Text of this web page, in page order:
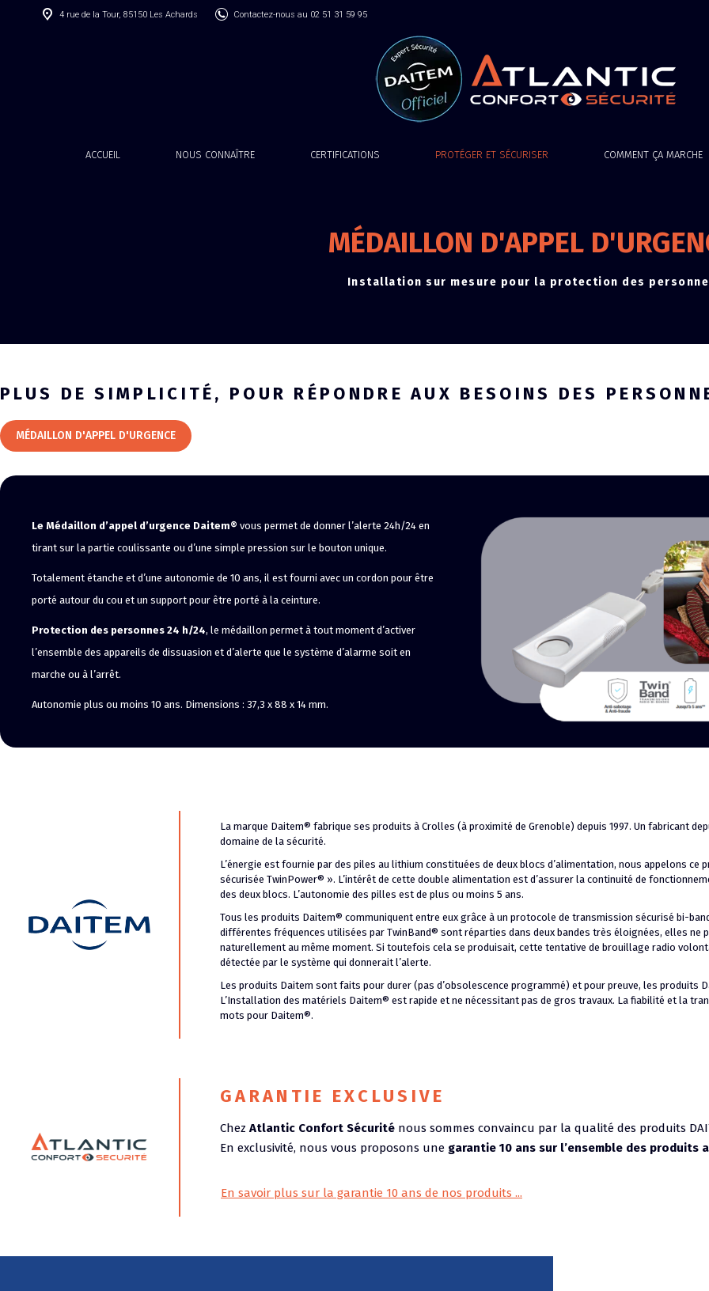
4 rue de la Tour, 85150 Les Achards Contactez-nous au 02 51 31 59 95
ACCUEIL NOUS CONNAÎTRE CERTIFICATIONS PROTÉGER ET SÉCURISER COMMENT ÇA MARCHE
MÉDAILLON D'APPEL
Installation sur mesure pour la protection des
PLUS DE SIMPLICITÉ, POUR RÉPONDRE AUX BESOINS DES
MÉDAILLON D'APPEL D'URGENCE
Le Médaillon d’appel d’urgence Daitem® vous permet de donner l’alerte 24h/24 en
tirant sur la partie coulissante ou d’une simple pression sur le bouton unique.
Totalement étanche et d’une autonomie de 10 ans, il est fourni avec un cordon pour être
porté autour du cou et un support pour être porté à la ceinture.
Protection des personnes 24 h/24, le médaillon permet à tout moment d’activer
l’ensemble des appareils de dissuasion et d’alerte que le système d’alarme soit en
marche ou à l’arrêt.
Autonomie plus ou moins 10 ans. Dimensions : 37,3 x 88 x 14 mm.
La marque Daitem® fabrique ses produits à Crolles (à proximité de Grenoble) depuis 1997. Un fabricant
domaine de la sécurité.
L’énergie est fournie par des piles au lithium constituées de deux blocs d’alimentation, nous appelons ce
sécurisée TwinPower® ». L’intérêt de cette double alimentation est d’assurer la continuité de
des deux blocs. L’autonomie des pilles est de plus ou moins 5 ans.
Tous les produits Daitem® communiquent entre eux grâce à un protocole de transmission sécurisé bi-
différentes fréquences utilisées par TwinBand® sont réparties dans deux bandes très éloignées, elles ne
naturellement au même moment. Si toutefois cela se produisait, cette tentative de brouillage radio
détectée par le système qui donnerait l’alerte.
Les produits Daitem sont faits pour durer (pas d’obsolescence programmé) et pour preuve, les produits
L’Installation des matériels Daitem® est rapide et ne nécessitant pas de gros travaux. La fiabilité et la
mots pour Daitem®.
GARANTIE EXCLUSIVE
Chez Atlantic Confort Sécurité nous sommes convaincu par la qualité des produits
En exclusivité, nous vous proposons une garantie 10 ans sur l’ensemble des produits
En savoir plus sur la garantie 10 ans de nos produits ...